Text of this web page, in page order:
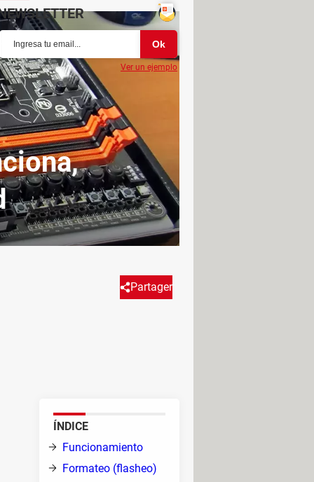
Partager
en la placa madre
este sistema de la
ÍNDICE
Funcionamiento
Formateo (flasheo)
Ver un ejemplo